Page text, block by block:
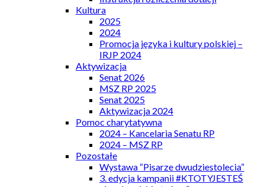
Kultura
2025
2024
Promocja języka i kultury polskiej –
IRJP 2024
Aktywizacja
Senat 2026
MSZ RP 2025
Senat 2025
Aktywizacja 2024
Pomoc charytatywna
2024 – Kancelaria Senatu RP
2024 – MSZ RP
Pozostałe
Wystawa “Pisarze dwudziestolecia”
3. edycja kampanii #KTOTYJESTEŚ